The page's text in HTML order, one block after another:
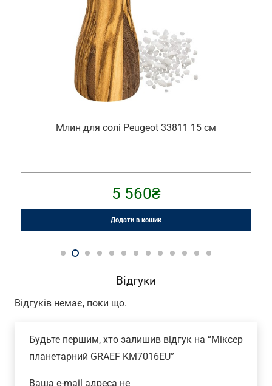
Млин для перцю de Buyer P240.100202 10 см
1 080
Додати в кошик
Відгуки
Відгуків немає, поки що.
Будьте першим, хто залишив відгук на “Міксер
планетарний GRAEF KM7016EU”
Ваша e-mail адреса не